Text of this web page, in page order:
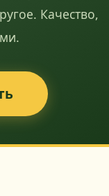
Качество,